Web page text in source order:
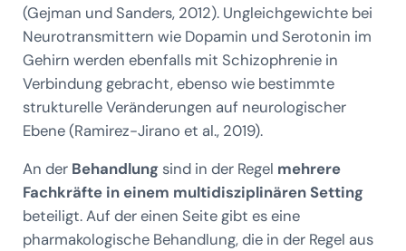
(Gejman und Sanders, 2012). Ungleichgewichte bei
Neurotransmittern wie Dopamin und Serotonin im
Gehirn werden ebenfalls mit Schizophrenie in
Verbindung gebracht, ebenso wie bestimmte
strukturelle Veränderungen auf neurologischer
Ebene (Ramirez-Jirano et al., 2019).
An derBehandlungsind in der Regel mehrere
Fachkräfte in einem multidisziplinären Setting
beteiligt. Auf der einen Seite gibt es eine
pharmakologische Behandlung, die in der Regel aus